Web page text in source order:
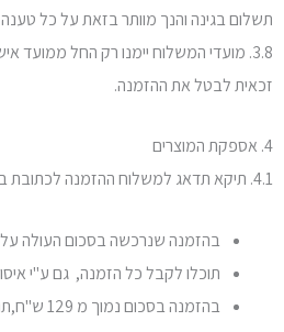
תשלום בגינה והנך מוותר בזאת על כל טענה
זכאית לבטל את ההזמנה.
4. אספקת המוצרים
4.1. תיקא תדאג למשלוח ההזמנה לכתובת בישראל אשר הוקלדה בעת הזמנת המוצר, בהתאם לשווי ההזמנה כמפורט להלן:
בהזמנה שנרכשה בסכום העולה על 129ש"ח תוכלו לקבל את המשלוח ע"י שליח וזאת ללא תוספת עלות.
תוכלו לקבל כל הזמנה, גם ע"י
בהזמנה בסכום נמוך מ 129 ש"ח,תוכלו לקבכל את המשלוח בתשלום, ע"י שליח או באיסוף עצמי בתאום איתנו מראש..